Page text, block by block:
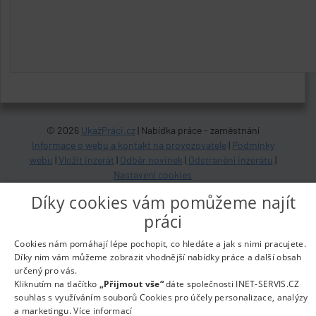
© 2026 UkažPráci.cz| Nabídka práce - zaměstnání
Informace o webu a kontakt na provozovatele Podmínky
webu
Vložit inzerát Odběr novinek Odstranění inzerátu
Nastavení cookies
Díky cookies vám pomůžeme najít
práci
Cookies nám pomáhají lépe pochopit, co hledáte a jak s nimi pracujete.
Díky nim vám můžeme zobrazit vhodnější nabídky práce a další obsah
určený pro vás.
Kliknutím na tlačítko „Přijmout vše“dáte společnosti INET-SERVIS.CZ
souhlas s využíváním souborů Cookies pro účely personalizace, analýzy
a marketingu.Více informací